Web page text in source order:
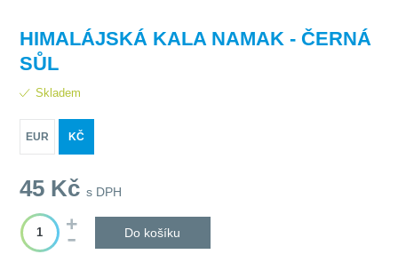
HIMALÁJSKÁ KALA NAMAK - ČERNÁ
SŮL
Skladem
EUR KČ
45 Kčs DPH
Do košíku